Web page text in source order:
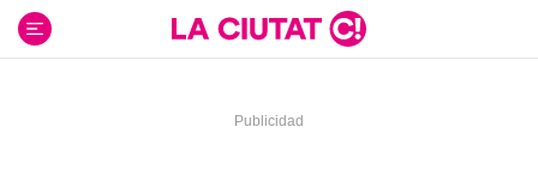
contenido